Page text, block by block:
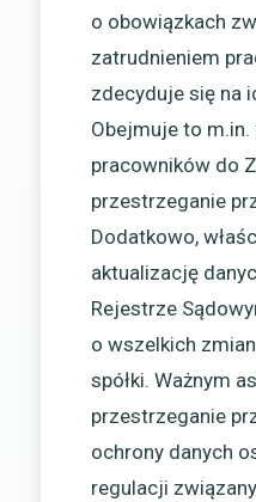
o obowiązkach
zatrudnieniem
zdecyduje się na
Obejmuje to m.in.
pracowników do
przestrzeganie
Dodatkowo,
aktualizację
Rejestrze
o wszelkich
spółki. Ważnym
przestrzeganie
ochrony danych
regulacji